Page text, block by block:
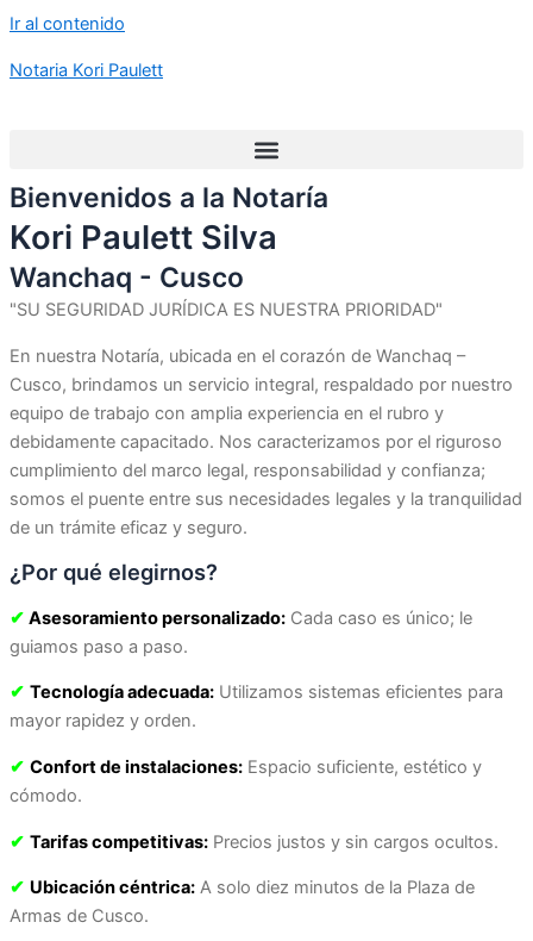
Ir al contenido
Notaria Kori Paulett
Bienvenidos a la Notaría
Kori Paulett Silva
Wanchaq - Cusco
"SU SEGURIDAD JURÍDICA ES NUESTRA PRIORIDAD"
En nuestra Notaría, ubicada en el corazón de Wanchaq –
Cusco, brindamos un servicio integral, respaldado por nuestro
equipo de trabajo con amplia experiencia en el rubro y
debidamente capacitado. Nos caracterizamos por el riguroso
cumplimiento del marco legal, responsabilidad y confianza;
somos el puente entre sus necesidades legales y la tranquilidad
de un trámite eficaz y seguro.
¿Por qué elegirnos?
✔ Asesoramiento personalizado: Cada caso es único; le
guiamos paso a paso.
✔ Tecnología adecuada: Utilizamos sistemas eficientes para
mayor rapidez y orden.
✔ Confort de instalaciones: Espacio suficiente, estético y
cómodo.
✔ Tarifas competitivas: Precios justos y sin cargos ocultos.
✔ Ubicación céntrica: A solo diez minutos de la Plaza de
Armas de Cusco.